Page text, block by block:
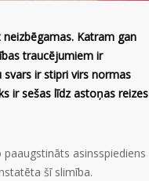
Katram gan
traucējumiem ir
ir stipri virs normas
ir sešas līdz astoņas reizes
asinsspiediens
šī slimība.